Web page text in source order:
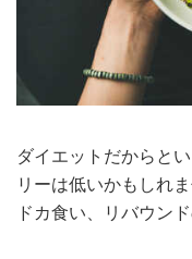
ダイエットだからと
リーは低いかもしれ
ドカ食い、リバウン